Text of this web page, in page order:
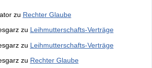
zu Rechter Glaube
zu Leihmutterschafts-Verträge
zu Leihmutterschafts-Verträge
zu Rechter Glaube